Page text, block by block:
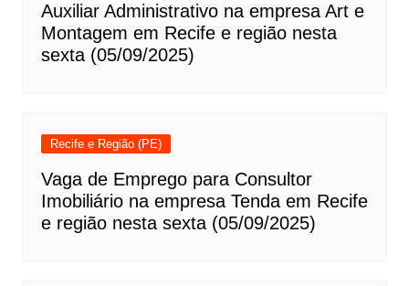
Auxiliar Administrativo na empresa Art e
Montagem em Recife e região nesta
sexta (05/09/2025)
Recife e Região (PE)
Vaga de Emprego para Consultor
Imobiliário na empresa Tenda em Recife
e região nesta sexta (05/09/2025)